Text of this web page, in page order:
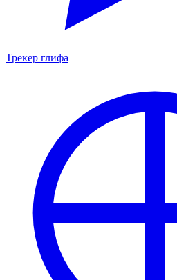
Трекер глифа